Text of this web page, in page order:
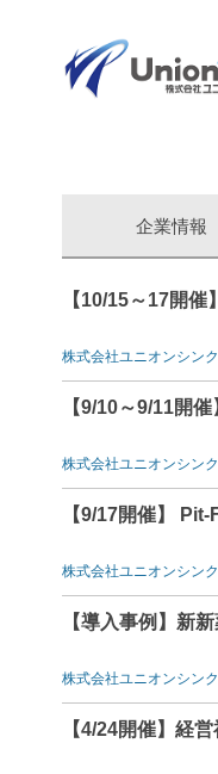
企業情報
【10/15～17開
株式会社ユニオンシンク
【9/10～9/11開
株式会社ユニオンシンク
【9/17開催】
株式会社ユニオンシンク
【導入事例】新
株式会社ユニオンシンク
【4/24開催】経